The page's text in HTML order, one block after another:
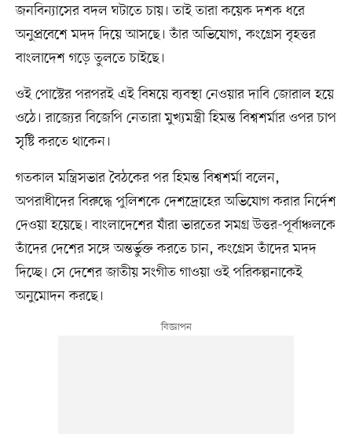
জনবিন্যাসের বদল ঘটাতে চায়। তাই তারা কয়েক দশক ধরে
অনুপ্রবেশে মদদ দিয়ে আসছে। তাঁর অভিযোগ, কংগ্রেস বৃহত্তর
বাংলাদেশ গড়ে তুলতে চাইছে।
ওই পোস্টের পরপরই এই বিষয়ে ব্যবস্থা নেওয়ার দাবি জোরাল হয়ে
ওঠে। রাজ্যের বিজেপি নেতারা মুখ্যমন্ত্রী হিমন্ত বিশ্বশর্মার ওপর চাপ
সৃষ্টি করতে থাকেন।
গতকাল মন্ত্রিসভার বৈঠকের পর হিমন্ত বিশ্বশর্মা বলেন,
অপরাধীদের বিরুদ্ধে পুলিশকে দেশদ্রোহের অভিযোগ করার নির্দেশ
দেওয়া হয়েছে। বাংলাদেশের যাঁরা ভারতের সমগ্র উত্তর-পূর্বাঞ্চলকে
তাঁদের দেশের সঙ্গে অন্তর্ভুক্ত করতে চান, কংগ্রেস তাঁদের মদদ
দিচ্ছে। সে দেশের জাতীয় সংগীত গাওয়া ওই পরিকল্পনাকেই
অনুমোদন করছে।